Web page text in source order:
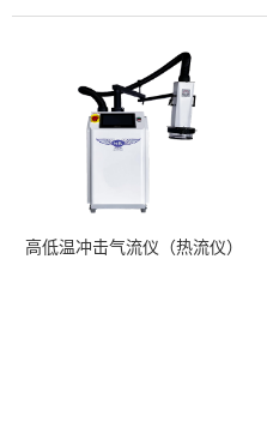
高低温冲击气流仪（热流仪）